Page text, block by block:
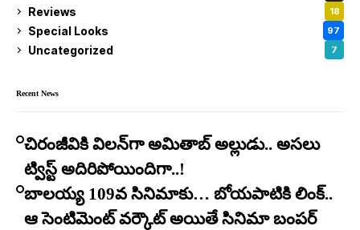
Reviews 18
Special Looks 97
Uncategorized 7
Recent News
చిరంజీవికి విలన్‌గా అమితాబ్ అల్లుడు.. అసలు
ట్విస్ట్ అదిరిపోయిందిగా..!
బాలయ్య 109వ సినిమాకు… బోయపాటికి లింక్..
ఆ సెంటిమెంట్ వర్కౌట్ అయితే సినిమా బంపర్